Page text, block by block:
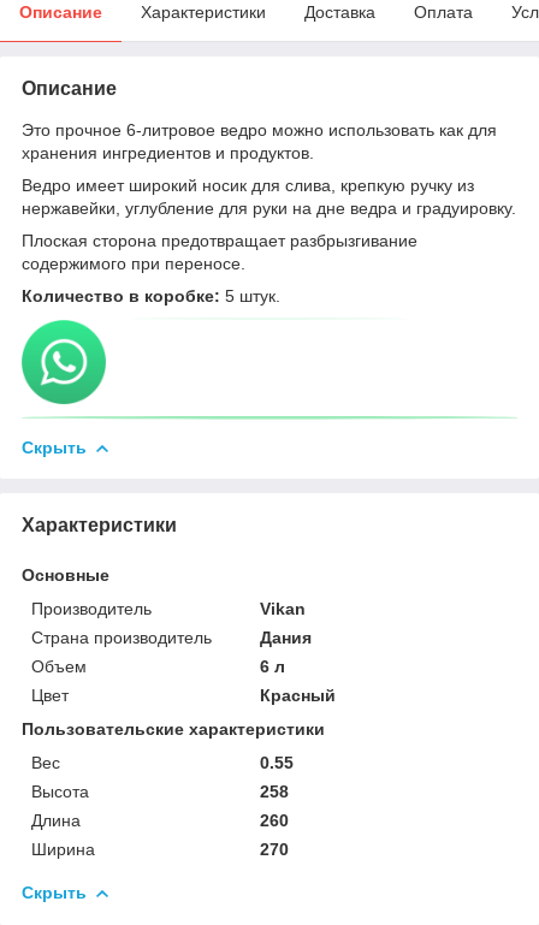
Описание Характеристики Доставка Оплата
Описание
Это прочное 6-литровое ведро можно использовать как для
хранения ингредиентов и продуктов.
Ведро имеет широкий носик для слива, крепкую ручку из
нержавейки, углубление для руки на дне ведра и градуировку.
Плоская сторона предотвращает разбрызгивание
содержимого при переносе.
Количество в коробке: 5 штук.
Скрыть
Характеристики
Основные
Производитель
Vikan
Страна производитель
Дания
Объем
6 л
Цвет
Красный
Пользовательские характеристики
Вес
0.55
Высота
258
Длина
260
Ширина
270
Скрыть